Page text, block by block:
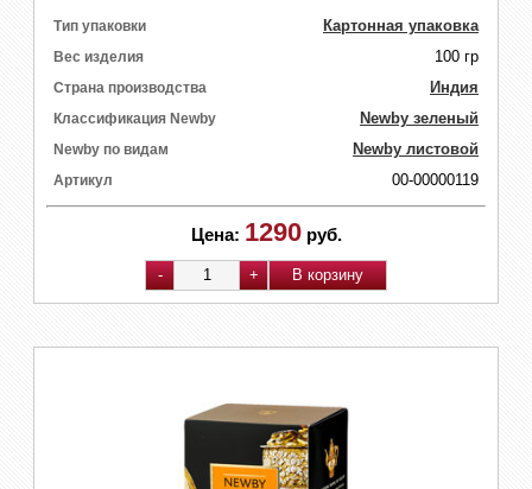
Тип упаковки Картонная упаковка
Вес изделия 100 гр
Страна производства Индия
Классификация Newby Newby зеленый
Newby по видам Newby листовой
Артикул 00-00000119
Цена: 1290 руб.